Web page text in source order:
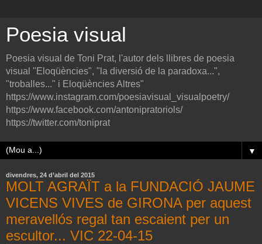
Poesia visual
Poesia visual de Toni Prat, l'autor dels llibres de poesia
visual "Eloqüències", "la diversió de la paradoxa...",
"troballes..." i Eloqüències Altres"
https://www.instagram.com/poesiavisual_visualpoetry/
https://www.facebook.com/antonipratoriols/
https://twitter.com/toniprat
▼
divendres, 24 d’abril del 2015
MOLT AGRAÏT a la FUNDACIÓ JAUME
VICENS VIVES de GIRONA per aquest
meravellós regal tan escaient per un
escultor... VIC 22-04-15